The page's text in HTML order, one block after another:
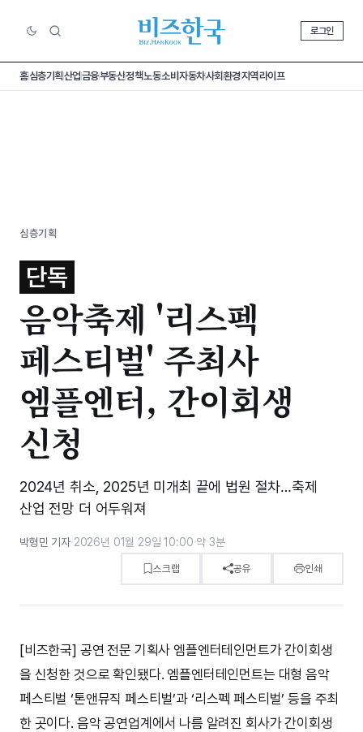
로그인
홈심층기획산업금융부동산정책노동소비 자동차사회환경지역라이프
심층기획
단독
음악축제 '리스펙
페스티벌' 주최사
엠플엔터, 간이회생
신청
2024년 취소, 2025년 미개최 끝에 법원 절차…축제
산업 전망 더 어두워져
박형민 기자·2026년 01월 29일 10:00·약 3분
스크랩 공유 인쇄
[비즈한국] 공연 전문 기획사 엠플엔터테인먼트가 간이회생
을 신청한 것으로 확인됐다. 엠플엔터테인먼트는 대형 음악
페스티벌 ‘톤앤뮤직 페스티벌’과 ‘리스펙 페스티벌’ 등을 주최
한 곳이다. 음악 공연업계에서 나름 알려진 회사가 간이회생